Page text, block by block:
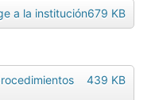
679 KB
a la institución
439 KB